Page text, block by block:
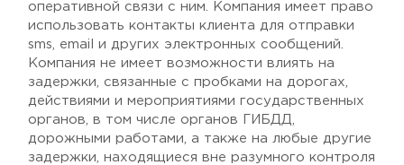
оперативной связи с ним. Компания имеет право
использовать контакты клиента для отправки
sms, email и других электронных сообщений.
Компания не имеет возможности влиять на
задержки, связанные с пробками на дорогах,
действиями и мероприятиями государственных
органов, в том числе органов ГИБДД,
дорожными работами, а также на любые другие
задержки, находящиеся вне разумного контроля